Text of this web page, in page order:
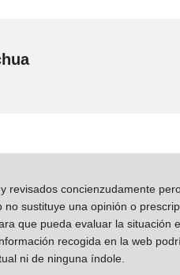
revisados concienzudamente
sustituye una opinión o
que pueda evaluar la situación
recogida en la web
ni de ninguna índole.